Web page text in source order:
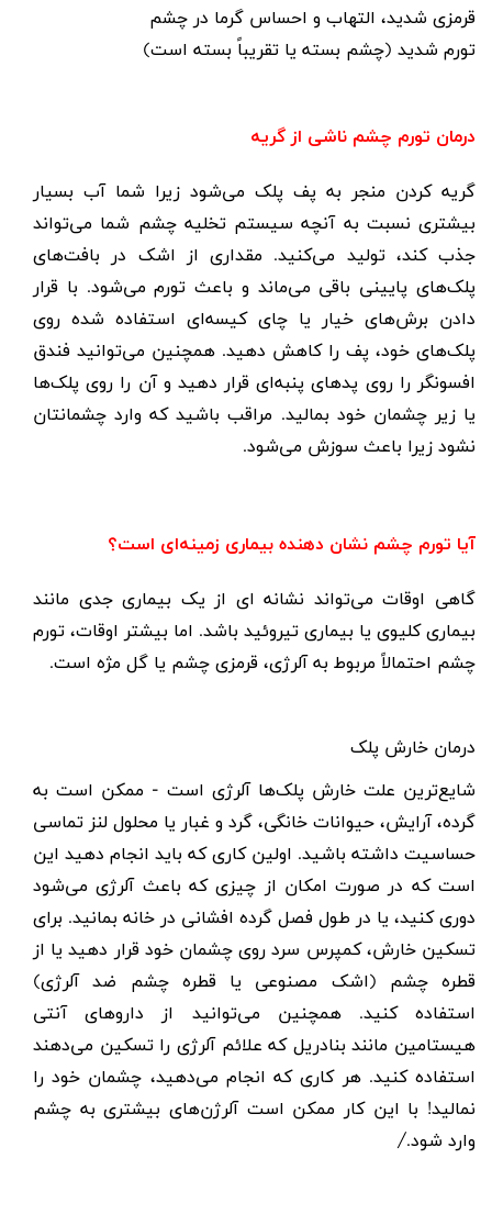
قرمزی شدید، التهاب و احساس گرما در چشم
تورم شدید (چشم بسته یا تقریباً بسته است)
درمان تورم چشم ناشی از گریه
گریه کردن منجر به پف پلک می‌شود زیرا شما آب بسیار
بیشتری نسبت به آنچه سیستم تخلیه چشم شما می‌تواند
جذب کند، تولید می‌کنید. مقداری از اشک در بافت‌های
پلک‌های پایینی باقی می‌ماند و باعث تورم می‌شود. با قرار
دادن برش‌های خیار یا چای کیسه‌ای استفاده شده روی
پلک‌های خود، پف را کاهش دهید. همچنین می‌توانید فندق
افسونگر را روی پدهای پنبه‌ای قرار دهید و آن را روی پلک‌ها
یا زیر چشمان خود بمالید. مراقب باشید که وارد چشمانتان
نشود زیرا باعث سوزش می‌شود.
آیا تورم چشم نشان دهنده بیماری زمینه‌ای است؟
گاهی اوقات می‌تواند نشانه ای از یک بیماری جدی مانند
بیماری کلیوی یا بیماری تیروئید باشد. اما بیشتر اوقات، تورم
چشم احتمالاً مربوط به آلرژی، قرمزی چشم یا گل مژه است.
درمان خارش پلک
شایع‌ترین علت خارش پلک‌ها آلرژی است - ممکن است به
گرده، آرایش، حیوانات خانگی، گرد و غبار یا محلول لنز تماسی
حساسیت داشته باشید. اولین کاری که باید انجام دهید این
است که در صورت امکان از چیزی که باعث آلرژی می‌شود
دوری کنید، یا در طول فصل گرده افشانی در خانه بمانید. برای
تسکین خارش، کمپرس سرد روی چشمان خود قرار دهید یا از
قطره چشم (اشک مصنوعی یا قطره چشم ضد آلرژی)
استفاده کنید. همچنین می‌توانید از داروهای آنتی
هیستامین مانند بنادریل که علائم آلرژی را تسکین می‌دهند
استفاده کنید. هر کاری که انجام می‌دهید، چشمان خود را
نمالید! با این کار ممکن است آلرژن‌های بیشتری به چشم
وارد شود./